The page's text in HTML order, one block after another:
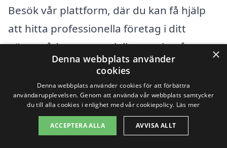
Besök vår plattform, där du kan få hjälp
att hitta professionella företag i ditt
närområde som specialiserar sig på
fönsterrenovering. Det gör det enkelt att
jämföra priser och tjänster så att du kan
göra det mest informerade valet för dina
renoveringsbehov.
×
Denna webbplats använder
cookies
Denna webbplats använder cookies för att förbättra
användarupplevelsen. Genom att använda vår webbplats samtycker
du till alla cookies i enlighet med vår cookiepolicy. Läs mer
ACCEPTERA ALLA AVVISA ALLT